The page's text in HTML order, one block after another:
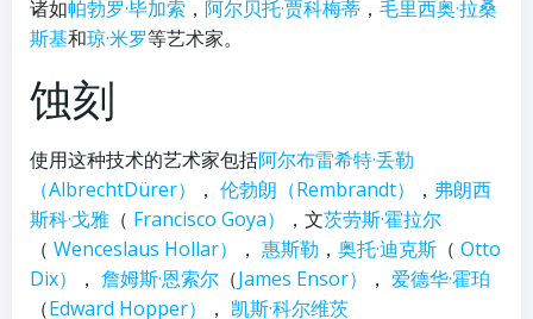
诸如帕勃罗·毕加索 ， 阿尔贝托·贾科梅蒂 ， 毛里西奥·拉桑
斯基和琼·米罗等艺术家。
蚀刻
使用这种技术的艺术家包括阿尔布雷希特·丢勒
（AlbrechtDürer）
， 伦勃朗（Rembrandt） ， 弗朗西
斯科·戈雅 （ Francisco Goya） ，文茨劳斯·霍拉尔
（ Wenceslaus Hollar） ， 惠斯勒 ， 奥托·迪克斯 （ Otto
Dix）
， 詹姆斯·恩索尔 （James Ensor） ， 爱德华·霍珀
（Edward Hopper） ， 凯斯·科尔维茨